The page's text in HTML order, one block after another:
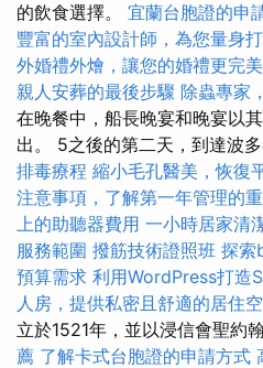
的飲食選擇。 宜蘭台胞證的申
豐富的室內設計師，為您量身
外婚禮外燴，讓您的婚禮更完美
親人安葬的最後步驟 除蟲專家
在晚餐中，船長晚宴和晚宴以
出。 5之後的第二天，到達波
排毒療程 縮小毛孔醫美，恢復
注意事項，了解第一年管理的
上的助聽器費用 一小時居家清
服務範圍 撥筋技術證照班 探索
預算需求 利用WordPress打造
人房，提供私密且舒適的居住
立於1521年，並以浸信會聖約
薦 了解卡式台胞證的申請方式